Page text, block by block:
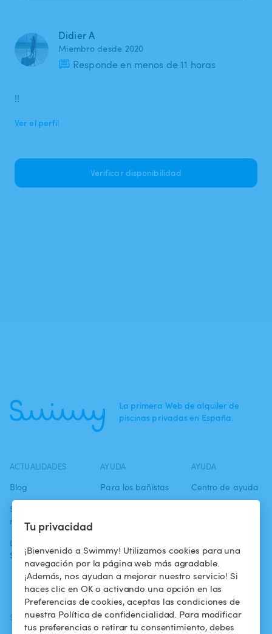
Tu privacidad
¡Bienvenido a Swimmy! Utilizamos cookies para una
navegación por la página web más agradable.
¡Además, nos ayudan a mejorar nuestro servicio! Si
haces clic en OK o activando una opción en las
Preferencias de cookies, aceptas las condiciones de
nuestra Política de confidencialidad. Para modificar
tus preferencias o retirar tu consentimiento, debes
Didier A
Miembro desde 2020
Responde en menos de 11 horas
!!
Ver el perfil
Verificar disponibilidad
La primera Web de alquiler de
piscinas privadas en España.
ACTUALIDADES
Blog
Swimmy en los
medios
La aventura
Swimmy
AYUDA
Para los bañistas
piscina
¿Cómo funciona?
AYUDA
Centro de ayuda
confidencialidad
Aviso legal
SÍGUENOS DESCARGAR LA APP